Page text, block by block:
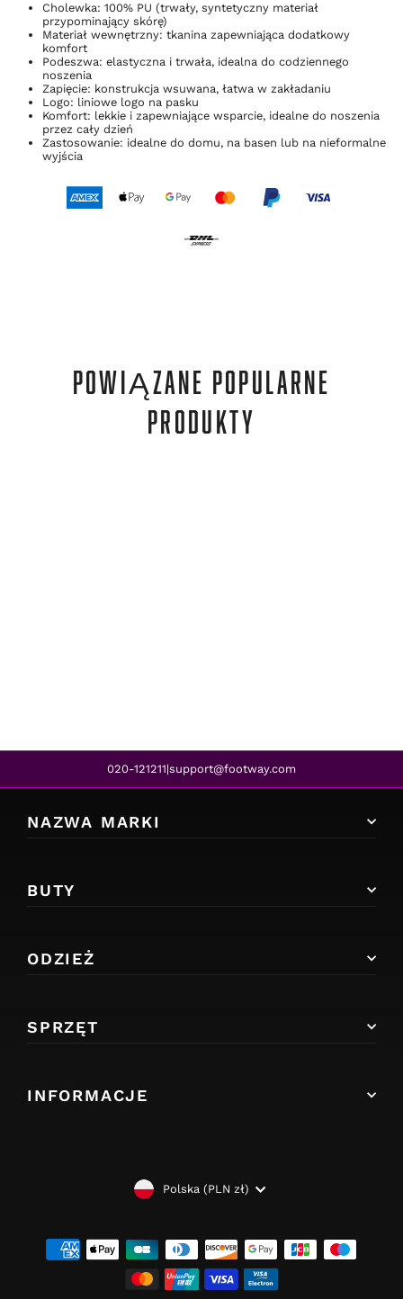
Cholewka: 100% PU (trwały, syntetyczny materiał
przypominający skórę)
Materiał wewnętrzny: tkanina zapewniająca dodatkowy
komfort
Podeszwa: elastyczna i trwała, idealna do codziennego
noszenia
Zapięcie: konstrukcja wsuwana, łatwa w zakładaniu
Logo: liniowe logo na pasku
Komfort: lekkie i zapewniające wsparcie, idealne do noszenia
przez cały dzień
Zastosowanie: idealne do domu, na basen lub na nieformalne
wyjścia
POWIĄZANE POPULARNE
PRODUKTY
020-121211|support@footway.com
NAZWA MARKI
BUTY
ODZIEŻ
SPRZĘT
INFORMACJE
WALUTA
Polska (PLN zł)